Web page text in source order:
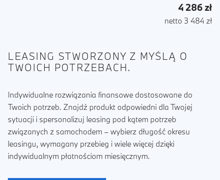
4 286 zł
netto 3 484 zł
LEASING STWORZONY Z MYŚLĄ O
TWOICH POTRZEBACH.
Indywidualne rozwiązania finansowe dostosowane do
Twoich potrzeb. Znajdź produkt odpowiedni dla Twojej
sytuacji i spersonalizuj leasing pod kątem potrzeb
związanych z samochodem – wybierz długość okresu
leasingu, wymagany przebieg i wiele więcej dzięki
indywidualnym płatnościom miesięcznym.